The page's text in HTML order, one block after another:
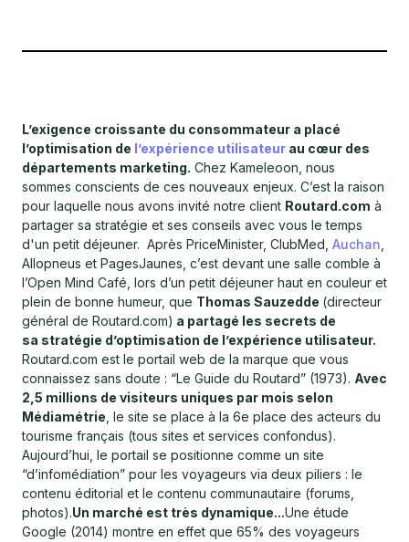
L’exigence croissante du consommateur a placé
l’optimisation de l’expérience utilisateur au cœur des
départements marketing. Chez Kameleoon, nous
sommes conscients de ces nouveaux enjeux. C’est la raison
pour laquelle nous avons invité notre client Routard.com à
partager sa stratégie et ses conseils avec vous le temps
d'un petit déjeuner. Après PriceMinister, ClubMed, Auchan
Allopneus et PagesJaunes, c’est devant une salle comble à
l’Open Mind Café, lors d’un petit déjeuner haut en couleur et
plein de bonne humeur, que Thomas Sauzedde (directeur
général de Routard.com) a partagé les secrets de
sa stratégie d’optimisation de l’expérience utilisateur.
Routard.com est le portail web de la marque que vous
connaissez sans doute : “Le Guide du Routard” (1973). Avec
2,5 millions de visiteurs uniques par mois selon
Médiamétrie , le site se place à la 6e place des acteurs du
tourisme français (tous sites et services confondus).
Aujourd’hui, le portail se positionne comme un site
“d’infomédiation” pour les voyageurs via deux piliers : le
contenu éditorial et le contenu communautaire (forums,
photos).Un marché est très dynamique...Une étude
Google (2014) montre en effet que 65% des voyageurs